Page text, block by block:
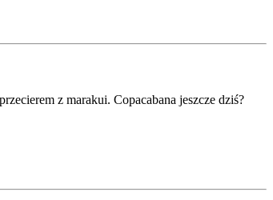
z marakui. Copacabana jeszcze dziś?